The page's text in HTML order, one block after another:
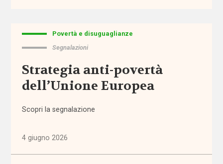
i tag
scolastico
certificazione
Povertà e disuguaglianze
Segnalazioni
Strategia anti-povertà
dell’Unione Europea
Scopri la segnalazione
4 giugno 2026